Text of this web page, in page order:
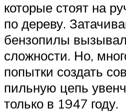
которые стоят на
по дереву.
бензопилы
сложности. Но,
попытки создать
пильную цепь
только в 1947 году.